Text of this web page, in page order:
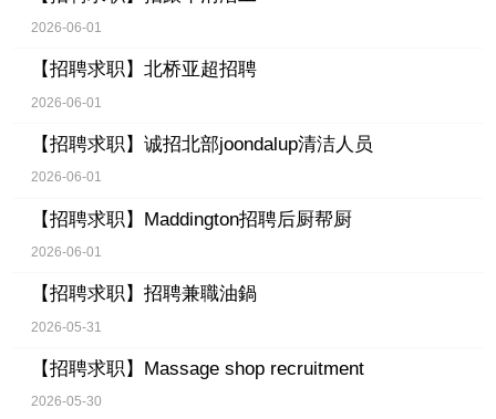
2026-06-01
【招聘求职】 北桥亚超招聘
2026-06-01
【招聘求职】 诚招北部joondalup清洁人员
2026-06-01
【招聘求职】 Maddington招聘后厨帮厨
2026-06-01
【招聘求职】 招聘兼職油鍋
2026-05-31
【招聘求职】 Massage shop recruitment
2026-05-30